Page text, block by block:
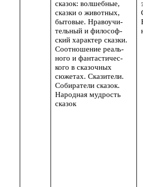
сказок: волшебные,
сказки о животных,
бытовые. Нравоучи-
тельный и философ-
ский характер сказки.
Соотношение реаль-
ного и фантастичес-
кого в сказочных
сюжетах. Сказители.
Собиратели сказок.
Народная мудрость
сказок